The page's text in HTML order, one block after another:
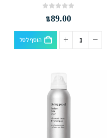
₪89.00
הוסף לסל